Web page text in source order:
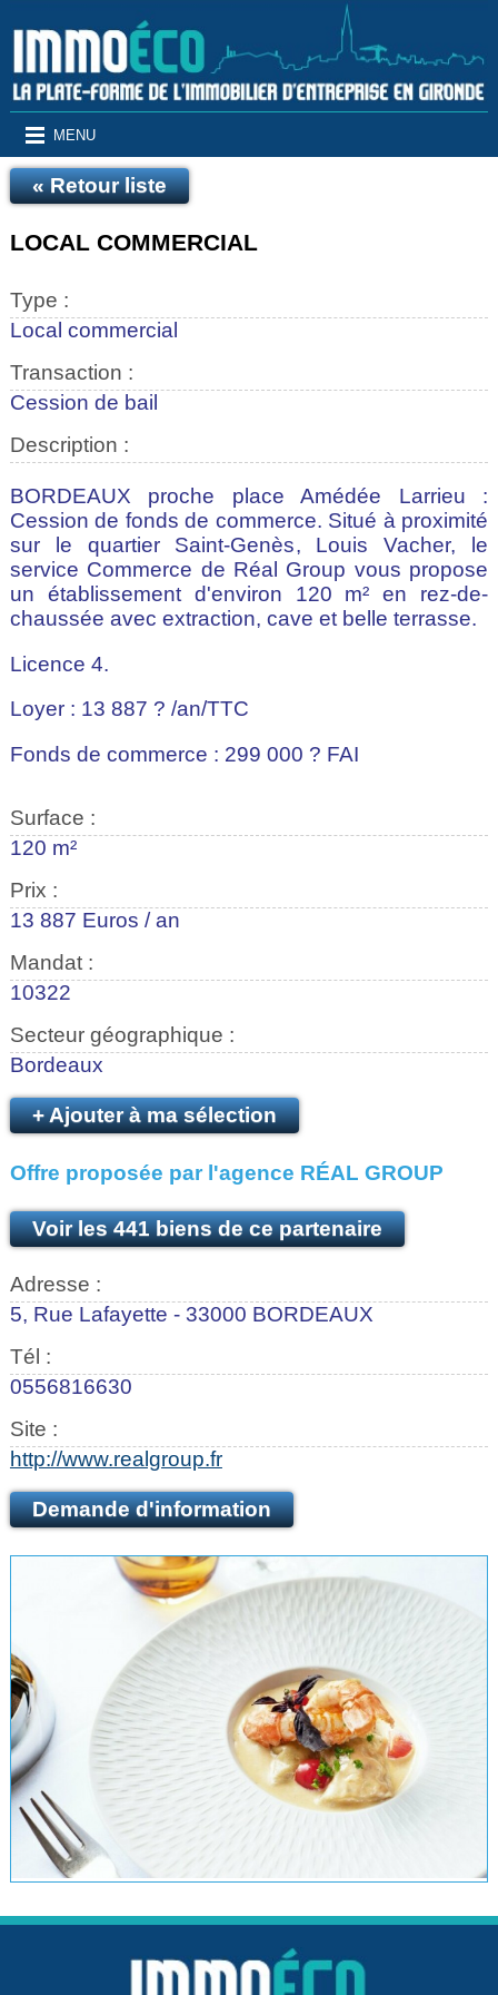
MENU
« Retour liste
LOCAL COMMERCIAL
Type :
Local commercial
Transaction :
Cession de bail
Description :
BORDEAUX proche place Amédée Larrieu :
Cession de fonds de commerce. Situé à proximité
sur le quartier Saint-Genès, Louis Vacher, le
service Commerce de Réal Group vous propose
un établissement d'environ 120 m² en rez-de-
chaussée avec extraction, cave et belle terrasse.
Licence 4.
Loyer : 13 887 ? /an/TTC
Fonds de commerce : 299 000 ? FAI
Surface :
120 m²
Prix :
13 887 Euros / an
Mandat :
10322
Secteur géographique :
Bordeaux
+ Ajouter à ma sélection
Offre proposée par l'agence RÉAL GROUP
Voir les 441 biens de ce partenaire
Adresse :
5, Rue Lafayette - 33000 BORDEAUX
Tél :
0556816630
Site :
http://www.realgroup.fr
Demande d'information